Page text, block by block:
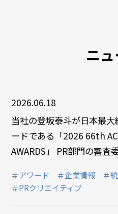
ニ
2026.06.18
当社の登坂泰斗が日本最
ードである「2026 66th
AWARDS」 PR部門の審査
＃アワード ＃企業情報
＃
＃PRクリエイティブ